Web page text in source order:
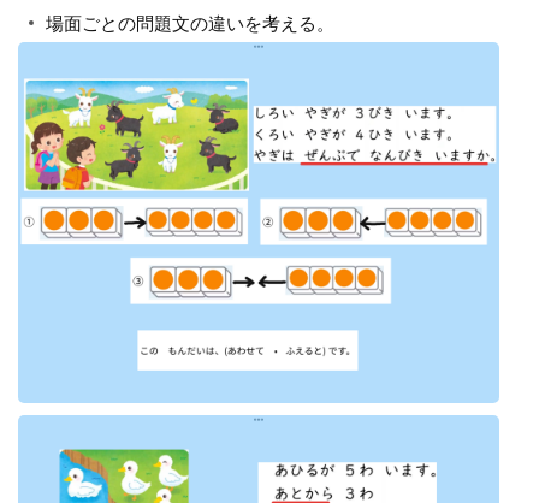
場面ごとの問題文の違いを考える。